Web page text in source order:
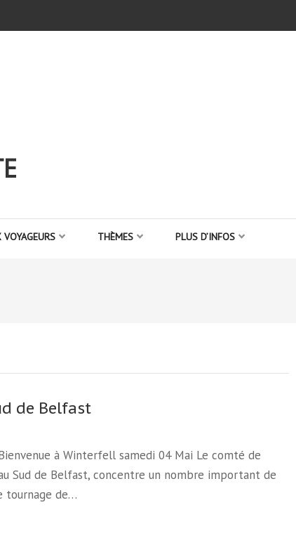
THÈMES PLUS D’INFOS
de Belfast
à Winterfell samedi 04 Mai Le comté de
Sud de Belfast, concentre un nombre important de
tournage de…